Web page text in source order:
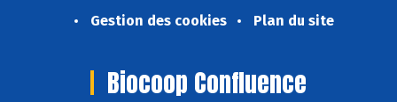
Gestion des cookies
Plan du site
Biocoop Confluence